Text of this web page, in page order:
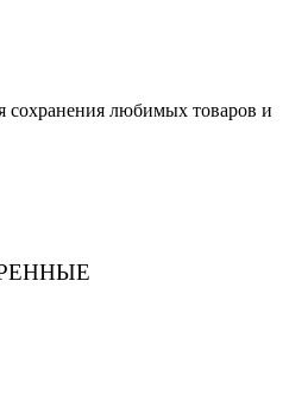
сохранения любимых товаров и